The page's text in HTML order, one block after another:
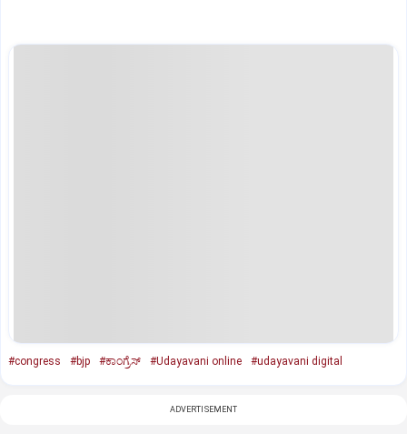
#congress #bjp #ಕಾಂಗ್ರೆಸ್‌ #Udayavani online #udayavani digital
ADVERTISEMENT